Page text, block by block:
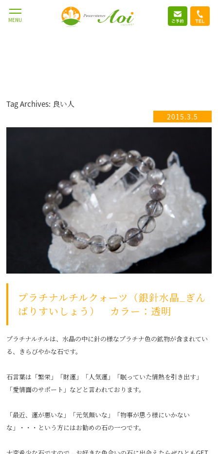
MENU
Tag Archives: 良い人
2015.3.5
プラチナルチルクォーツ（銀針水晶_ぎん
ばりすいしょう） カラー：透明
プラチナルチルは、水晶の中に針の様なプラチナ色の鉱物が含まれてい
る、きらびやかな石です。
石言葉は「繁栄」「財運」「人気運」「眠っていた情熱を引き出す」
「愛情面のサポート」などと言われております。
「最近、運が悪いな」「元気無いな」「物事が思う様にいかない
な」・・・という方にはお勧めの石の一つです。